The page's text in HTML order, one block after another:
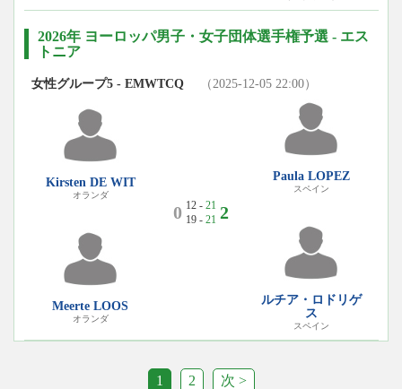
2026年 ヨーロッパ男子・女子団体選手権予選 - エス
トニア
女性グループ5 - EMWTCQ （2025-12-05 22:00）
Kirsten DE WIT
オランダ
Meerte LOOS
オランダ
0 12 - 21
19 - 21 2
Paula LOPEZ
スペイン
ルチア・ロドリゲ
ス
スペイン
1 2 次 >